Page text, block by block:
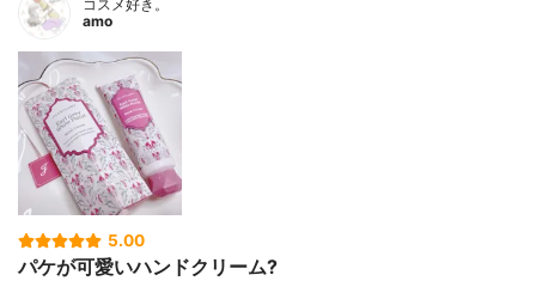
コスメ好き。
amo
5.00
パケが可愛いハンドクリーム?